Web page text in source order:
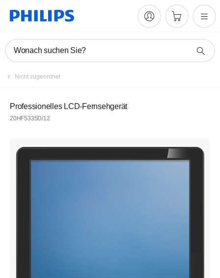
Wonach suchen Sie?
Nicht zugeordnet
Professionelles LCD-Fernsehgerät
20HF5335D/12